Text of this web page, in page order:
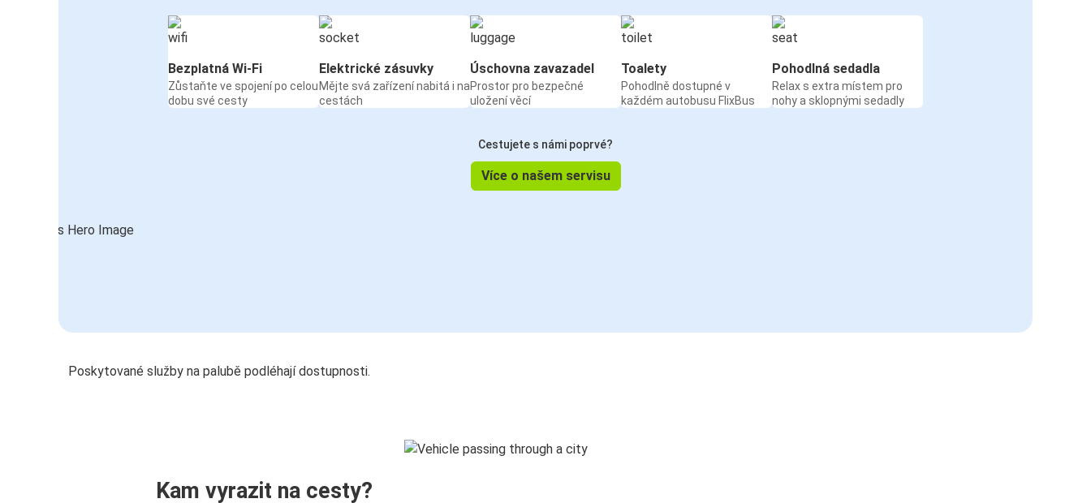
Bezplatná Wi-Fi
Zůstaňte ve spojení po celou
dobu své cesty
Elektrické zásuvky
Mějte svá zařízení nabitá i na
cestách
Úschovna zavazadel
Prostor pro bezpečné
uložení věcí
Toalety
Pohodlně dostupné v
každém autobusu FlixBus
Pohodlná sedadla
Relax s extra místem pro
nohy a sklopnými sedadly
Cestujete s námi poprvé?
Více o našem servisu
Poskytované služby na palubě podléhají dostupnosti.
Kam vyrazit na cesty?